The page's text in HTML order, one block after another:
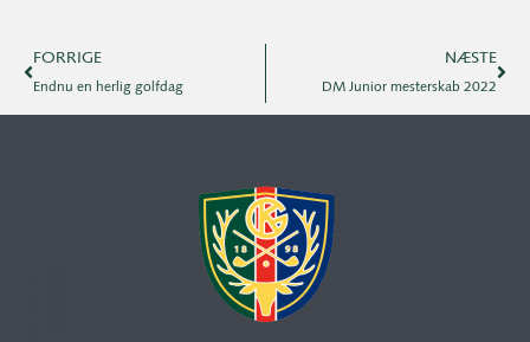
FORRIGE
Endnu en herlig golfdag
NÆSTE
DM Junior mesterskab 2022